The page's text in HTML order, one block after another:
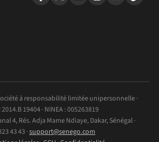
à responsabilité limitée unipersonnelle ·
2014.B 19404 · NINEA : 005263819
4, Rés. Adja Mame Ndiaye, Dakar, Sénégal ·
43 43 ·support@senego.com